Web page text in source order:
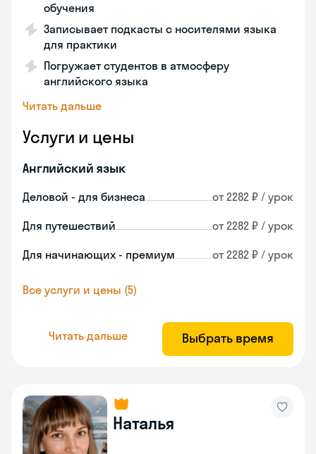
обучения
Записывает подкасты с носителями языка
для практики
Погружает студентов в атмосферу
английского языка
Читать дальше
Услуги и цены
Английский язык
Деловой - для бизнеса от 2282 ₽ / урок
Для путешествий от 2282 ₽ / урок
Для начинающих - премиум от 2282 ₽ / урок
Все услуги и цены (5)
Читать дальше Выбрать время
Наталья